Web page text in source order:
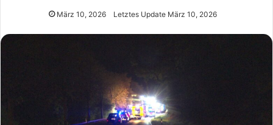
März 10, 2026 Letztes Update März 10, 2026